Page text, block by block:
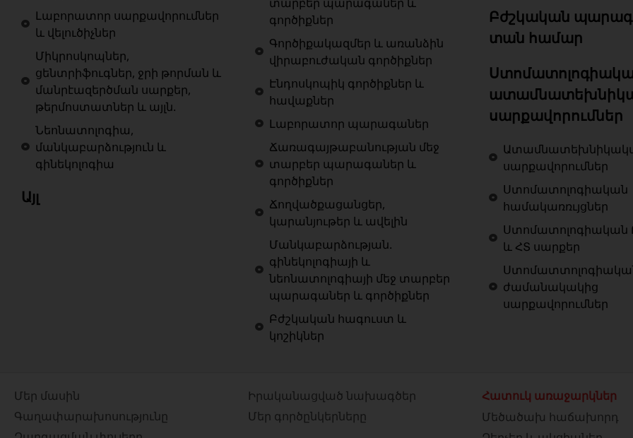
Լաբորատոր սարքավորումներ
և վելուծիչներ
Միկրոսկոպներ,
ցենտրիֆուգներ, ջրի թորման և
մանրէազերծման սարքեր,
թերմոստատներ և այլն.
Նեոնատոլոգիա,
մանկաբարձություն և
գինեկոլոգիա
Այլ
տարբեր պարագաներ և
գործիքներ
Գործիքակազմեր և առանձին
վիրաբուժական գործիքներ
Էնդոսկոպիկ գործիքներ և
հավաքներ
Լաբորատոր պարագաներ
Ճառագայթաբանության մեջ
տարբեր պարագաներ և
գործիքներ
Ճողվածքացանցեր,
կարանյութեր և ավելին
Մանկաբարձության.
գինեկոլոգիայի և
նեոնատոլոգիայի մեջ տարբեր
պարագաներ և գործիքներ
Բժշկական հագուստ և
կոշիկներ
Բժշկական
տան համար
սարքավորումներ
սարքավորումներ
Ստոմատոլոգիական
համակառռւյցներ
Ստոմատոլոգիական
և ՀՏ սարքեր
ժամանակակից
սարքավորումներ
Մեր մասին
Գաղափարախոսությունը
Իրականացված նախագծեր
Մեր գործընկերները
Հատուկ առաջարկներ
Մեծածախ հաճախորդ